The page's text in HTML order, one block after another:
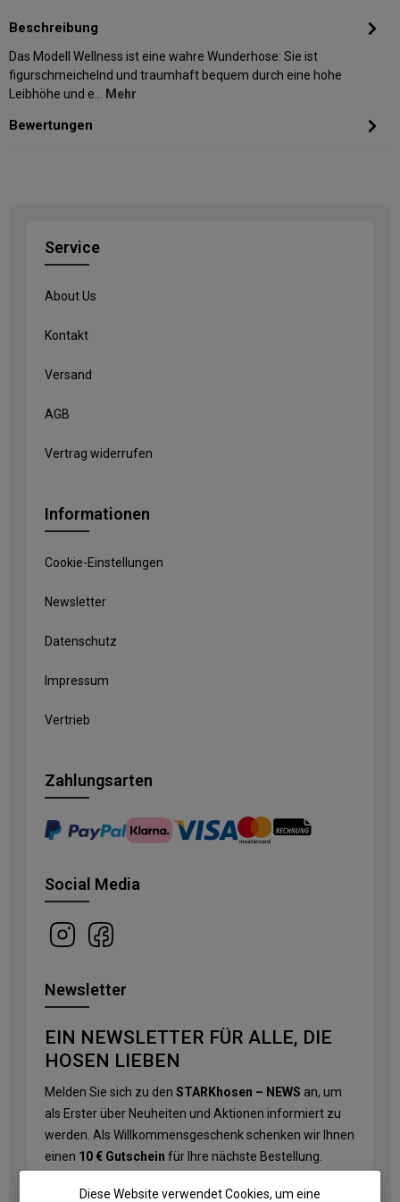
Beschreibung
Das Modell Wellness ist eine wahre Wunderhose: Sie ist
figurschmeichelnd und traumhaft bequem durch eine hohe
Leibhöhe und e… Mehr
Bewertungen
Service
About Us
Kontakt
Versand
AGB
Vertrag widerrufen
Informationen
Cookie-Einstellungen
Newsletter
Datenschutz
Impressum
Vertrieb
Zahlungsarten
Social Media
Newsletter
EIN NEWSLETTER FÜR ALLE, DIE
HOSEN LIEBEN
Melden Sie sich zu den STARKhosen – NEWS an, um
als Erster über Neuheiten und Aktionen informiert zu
werden. Als Willkommensgeschenk schenken wir Ihnen
einen 10 € Gutschein für Ihre nächste Bestellung.
E-Mail-Adresse*
Diese Website verwendet Cookies, um eine